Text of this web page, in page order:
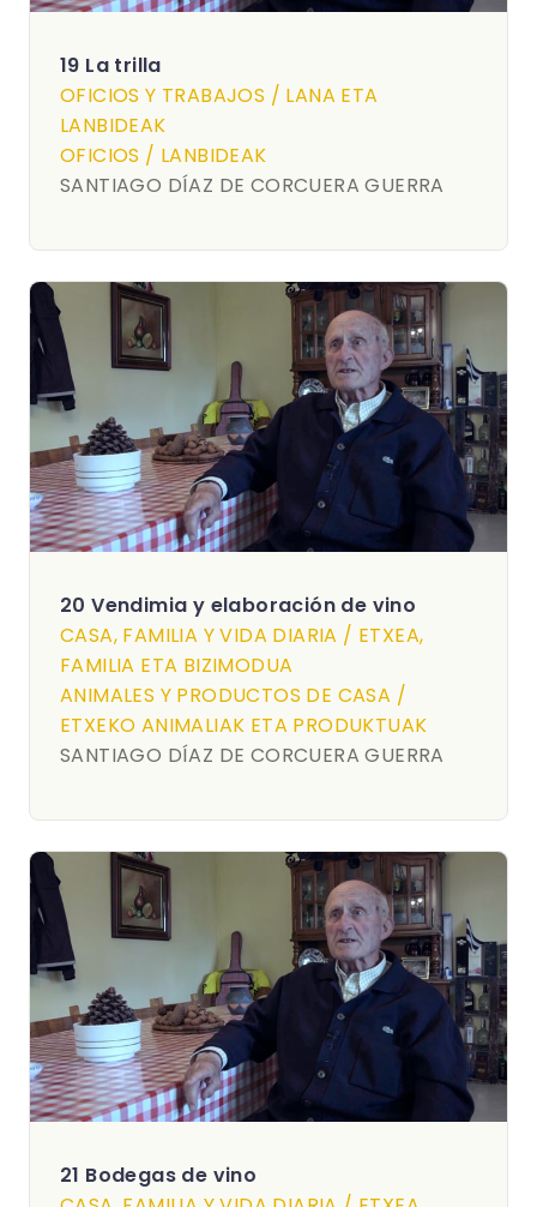
19 La trilla
OFICIOS Y TRABAJOS / LANA ETA
LANBIDEAK
OFICIOS / LANBIDEAK
SANTIAGO DÍAZ DE CORCUERA GUERRA
20 Vendimia y elaboración de vino
CASA, FAMILIA Y VIDA DIARIA / ETXEA,
FAMILIA ETA BIZIMODUA
ANIMALES Y PRODUCTOS DE CASA /
ETXEKO ANIMALIAK ETA PRODUKTUAK
SANTIAGO DÍAZ DE CORCUERA GUERRA
21 Bodegas de vino